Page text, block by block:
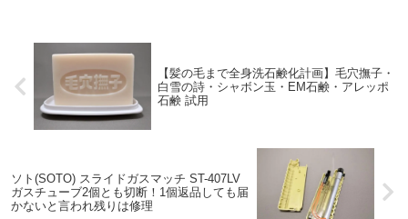
【髪の毛まで全身洗石鹸化計画】毛穴撫子・
白雪の詩・シャボン玉・EM石鹸・アレッポ
石鹸 試用
ソト(SOTO) スライドガスマッチ ST-407LV
ガスチューブ2個とも切断！1個返品しても届
かないと言われ残りは修理